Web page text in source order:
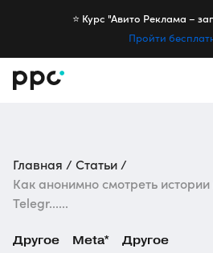
⭐️ Курс "Авито Реклама –
Пройти
Главная
Статьи
Как анонимно смотреть
Telegr......
Другое Meta* Другое